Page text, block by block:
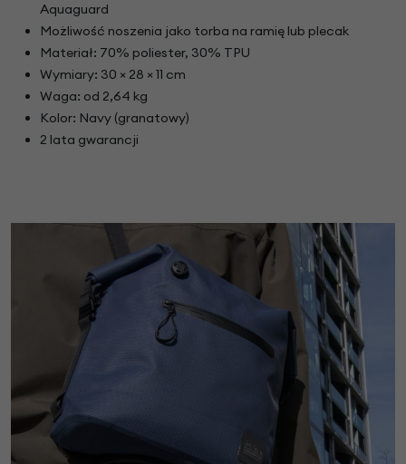
Aquaguard
Możliwość noszenia jako torba na ramię lub plecak
Materiał: 70% poliester, 30% TPU
Wymiary: 30 × 28 × 11 cm
Waga: od 2,64 kg
Kolor: Navy (granatowy)
2 lata gwarancji